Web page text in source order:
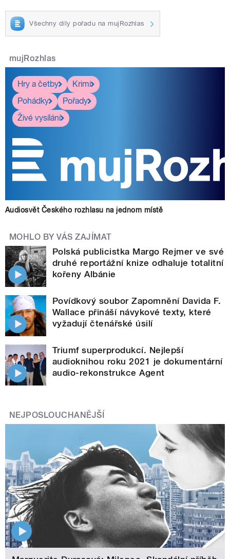
Všechny díly pořadu na mujRozhlas
mujRozhlas
Hry a četby
Krimi
Pohádky
Pořady
Živé vysílání
Audiosvět Českého rozhlasu na jednom místě
MOHLO BY VÁS ZAJÍMAT
Polská publicistka Margo Rejmer ve své
druhé reportážní knize odhaluje totalitní
kořeny Albánie
Povídkový soubor Zapomnění Davida F.
Wallace přináší návykové texty, které
vyžadují čtenářské úsilí
Triumf superprodukcí. Nejlepší
audioknihou roku 2021 je dokumentární
audio-rekonstrukce Agent
NEJPOSLOUCHANĚJŠÍ